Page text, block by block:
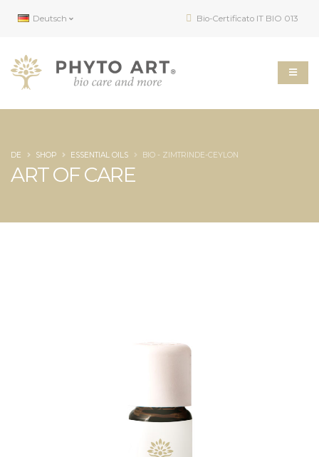
Deutsch Bio-Certificato IT BIO 013
ART OF CARE
DE SHOP ESSENTIAL OILS BIO - ZIMTRINDE-CEYLON